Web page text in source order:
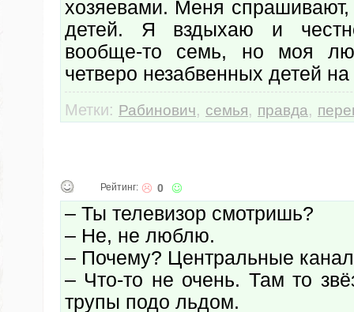
хозяевами. Меня спрашивают,
детей. Я вздыхаю и
вообще-то семь, но моя
четверо незабвенных детей
Метки: Рабинович, семья, правда,
Рейтинг: 0
– Ты телевизор смотришь?
– Не, не люблю.
– Почему? Центральные
– Что-то не очень. Там то
трупы подо льдом.